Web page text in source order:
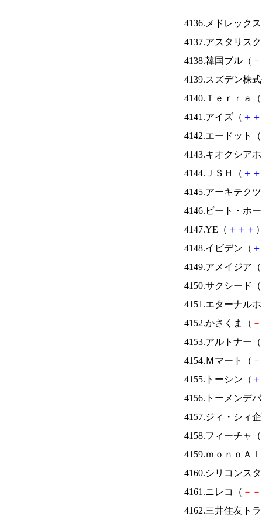
4136.メドレック
4137.アスタリス
4138.韓国ブル（ －
4139.スズデン株
4140.Ｔｅｒｒａ（
4141.アイズ（ ＋ ＋
4142.エードット（
4143.キオクシア
4144.ＪＳＨ（ ＋ ＋
4145.アーキテク
4146.ビート・ホ
4147.YE（ ＋ ＋ ＋
4148.イビデン（ ＋
4149.アメイジア（
4150.サクシード（
4151.エターナル
4152.かさくま（ －
4153.アルトナー（
4154.Ｍマート（ －
4155.トーシン（ ＋
4156.トーメンデ
4157.ジィ・シィ
4158.フィーチャ（
4159.ｍｏｎｏＡ
4160.シリコンス
4161.ニレコ（ － －
4162.三井住友ト